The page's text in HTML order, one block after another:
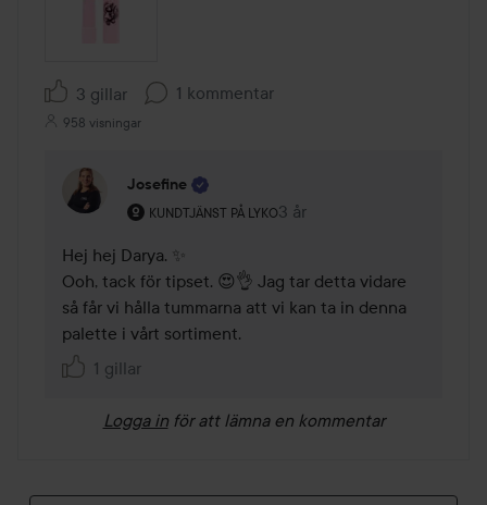
3 gillar 1 kommentar
958 visningar
Josefine
KUNDTJÄNST PÅ LYKO
Användarens roll: Kundtjänst på Lyko.
3 år
Kommentaren lades 3 år
Hej hej Darya. ✨
Ooh, tack för tipset. 😍👌 Jag tar detta vidare
så får vi hålla tummarna att vi kan ta in denna
palette i vårt sortiment.
1 gillar
Logga in för att lämna en kommentar